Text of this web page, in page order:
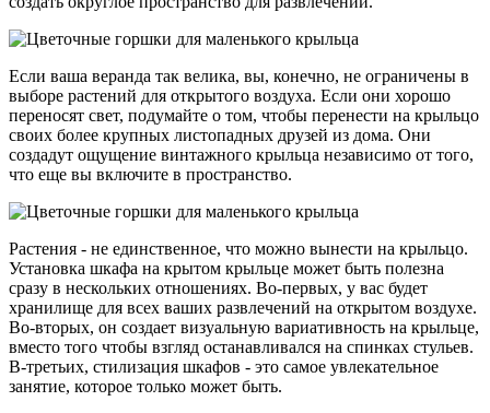
Если ваша веранда так велика, вы, конечно, не ограничены в
выборе растений для открытого воздуха. Если они хорошо
переносят свет, подумайте о том, чтобы перенести на крыльцо
своих более крупных листопадных друзей из дома. Они
создадут ощущение винтажного крыльца независимо от того,
что еще вы включите в пространство.
Растения - не единственное, что можно вынести на крыльцо.
Установка шкафа на крытом крыльце может быть полезна
сразу в нескольких отношениях. Во-первых, у вас будет
хранилище для всех ваших развлечений на открытом воздухе.
Во-вторых, он создает визуальную вариативность на крыльце,
вместо того чтобы взгляд останавливался на спинках стульев.
В-третьих, стилизация шкафов - это самое увлекательное
занятие, которое только может быть.